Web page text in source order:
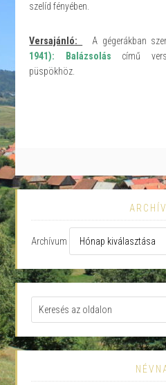
szelíd fényében.
Versajánló: A gégerákban
1941): Balázsolás
című
püspökhöz.
Archívum